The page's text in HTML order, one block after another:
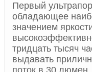
Первый
обладающее
значением
тридцать тысяч
выдавать